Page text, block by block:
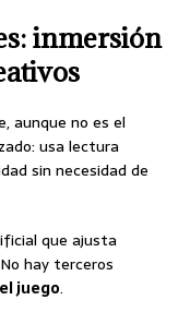
inmersión
aunque no es el
usa lectura
sin necesidad de
que ajusta
hay terceros
juego.